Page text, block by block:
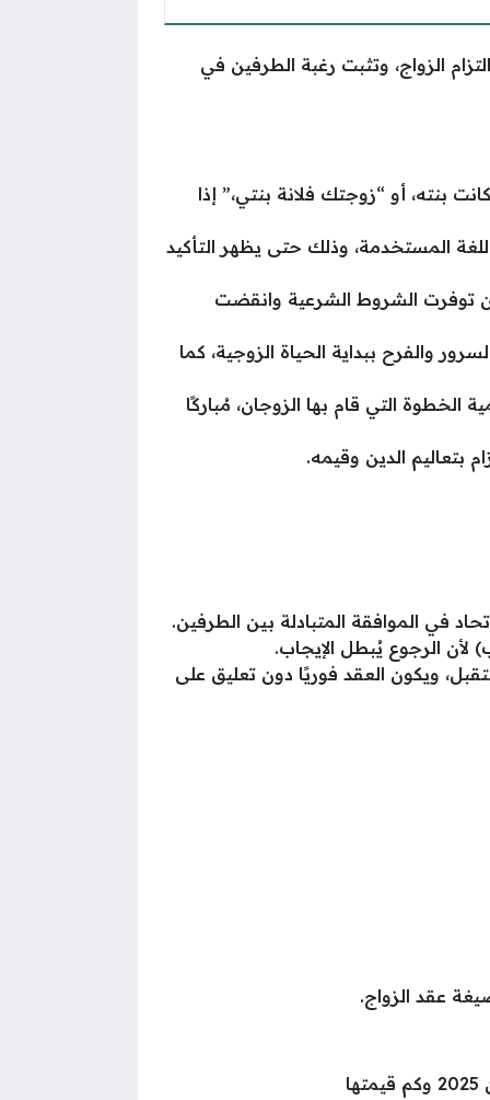
الزواج، وتثبت رغبة الطرفين في
بنته، أو “زوجتك فلانة بنتي،” إذا
المستخدمة، وذلك حتى يظهر التأكيد
توفرت الشروط الشرعية وانقضت
والفرح ببداية الحياة الزوجية، كما
الخطوة التي قام بها الزوجان، مُباركًا
بتعاليم الدين وقيمه.
في الموافقة المتبادلة بين الطرفين.
الرجوع يُبطل الإيجاب.
ويكون العقد فوريًا دون تعليق على
عقد الزواج.